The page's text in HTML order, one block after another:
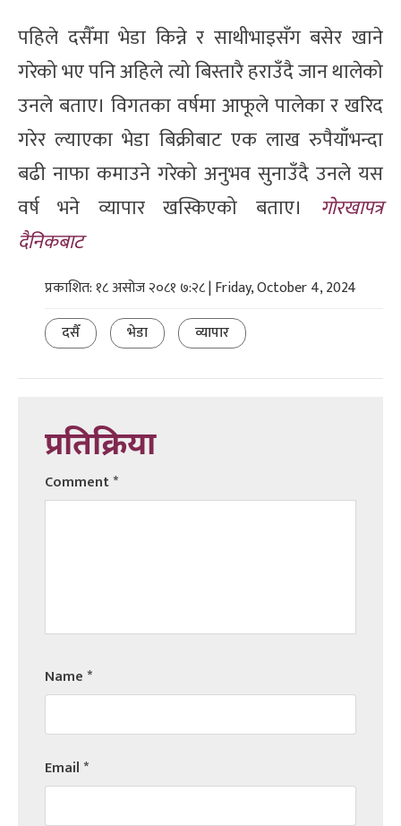
पहिले दसैँमा भेडा किन्ने र साथीभाइसँग बसेर खाने
गरेको भए पनि अहिले त्यो बिस्तारै हराउँदै जान थालेको
उनले बताए। विगतका वर्षमा आफूले पालेका र खरिद
गरेर ल्याएका भेडा बिक्रीबाट एक लाख रुपैयाँभन्दा
बढी नाफा कमाउने गरेको अनुभव सुनाउँदै उनले यस
वर्ष भने व्यापार खस्किएको बताए। गोरखापत्र
दैनिकबाट
प्रकाशित: १८ असोज २०८१ ७:२८ | Friday, October 4, 2024
दसैँ
भेडा व्यापार
प्रतिक्रिया
Comment*
Name*
Email*